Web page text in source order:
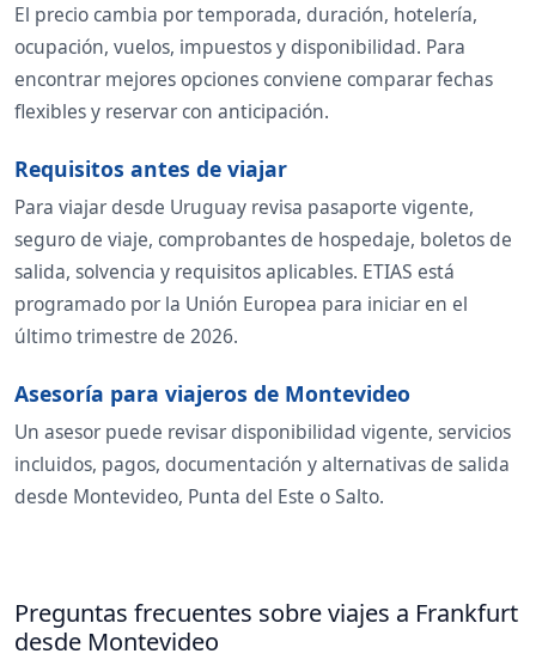
El precio cambia por temporada, duración, hotelería,
ocupación, vuelos, impuestos y disponibilidad. Para
encontrar mejores opciones conviene comparar fechas
flexibles y reservar con anticipación.
Requisitos antes de viajar
Para viajar desde Uruguay revisa pasaporte vigente,
seguro de viaje, comprobantes de hospedaje, boletos de
salida, solvencia y requisitos aplicables. ETIAS está
programado por la Unión Europea para iniciar en el
último trimestre de 2026.
Asesoría para viajeros de Montevideo
Un asesor puede revisar disponibilidad vigente, servicios
incluidos, pagos, documentación y alternativas de salida
desde Montevideo, Punta del Este o Salto.
Preguntas frecuentes sobre viajes a Frankfurt
desde Montevideo